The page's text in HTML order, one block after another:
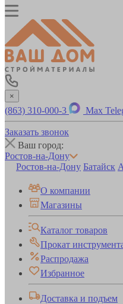
×
(863) 310-000-3 Max
Заказать звонок
Ваш город:
Ростов-на-Дону
Ростов-на-Дону Батайск
О компании
Магазины
Каталог товаров
Прокат
Распродажа
Избранное
Доставка и подъем